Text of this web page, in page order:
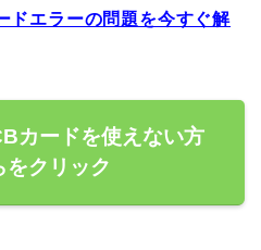
ドエラーの問題を今すぐ解
カードを使えない方
をクリック